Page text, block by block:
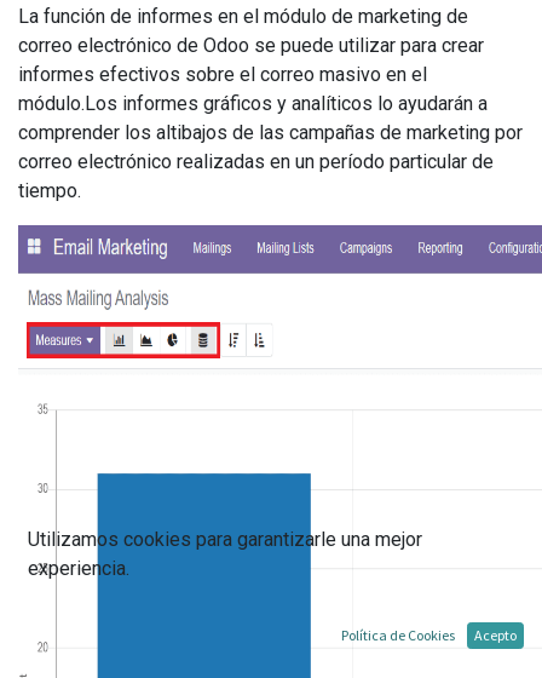
La función de informes en el módulo de marketing de
correo electrónico de Odoo se puede utilizar para crear
informes efectivos sobre el correo masivo en el
módulo.Los informes gráficos y analíticos lo ayudarán a
comprender los altibajos de las campañas de marketing por
correo electrónico realizadas en un período particular de
tiempo.
Utilizamos cookies para garantizarle una mejor
experiencia.
Política de Cookies Acepto